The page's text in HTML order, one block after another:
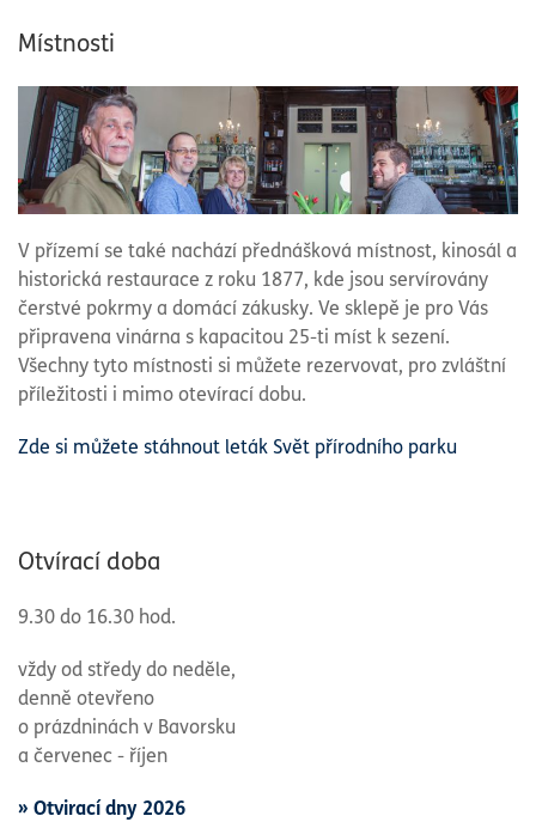
Místnosti
V přízemí se také nachází přednášková místnost, kinosál a
historická restaurace z roku 1877, kde jsou servírovány
čerstvé pokrmy a domácí zákusky. Ve sklepě je pro Vás
připravena vinárna s kapacitou 25-ti míst k sezení.
Všechny tyto místnosti si můžete rezervovat, pro zvláštní
příležitosti i mimo otevírací dobu.
Zde si můžete stáhnout leták Svět přírodního parku
Otvírací doba
9.30 do 16.30 hod.
vždy od středy do neděle,
denně otevřeno
o prázdninách v Bavorsku
a červenec - říjen
» Otvirací dny 2026